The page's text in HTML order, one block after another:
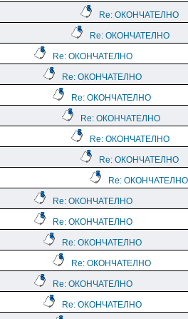
Re: ОКОНЧАТЕЛНО
Re: ОКОНЧАТЕЛНО
Re: ОКОНЧАТЕЛНО
Re: ОКОНЧАТЕЛНО
Re: ОКОНЧАТЕЛНО
Re: ОКОНЧАТЕЛНО
Re: ОКОНЧАТЕЛНО
Re: ОКОНЧАТЕЛНО
Re: ОКОНЧАТЕЛНО
Re: ОКОНЧАТЕЛНО
Re: ОКОНЧАТЕЛНО
Re: ОКОНЧАТЕЛНО
Re: ОКОНЧАТЕЛНО
Re: ОКОНЧАТЕЛНО
Re: ОКОНЧАТЕЛНО